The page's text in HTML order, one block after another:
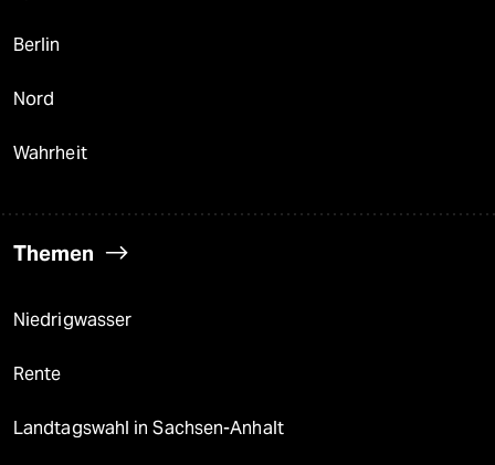
Berlin
Nord
Wahrheit
Themen
Niedrigwasser
Rente
Landtagswahl in Sachsen-Anhalt